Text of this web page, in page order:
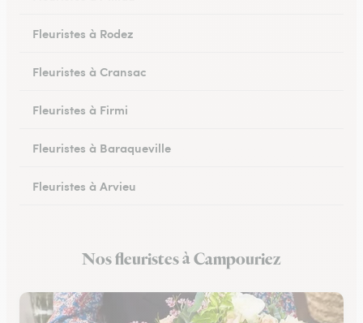
Fleuristes à Rodez
Fleuristes à Cransac
Fleuristes à Firmi
Fleuristes à Baraqueville
Fleuristes à Arvieu
Fleuristes à Rieupeyroux
Nos fleuristes à Campouriez